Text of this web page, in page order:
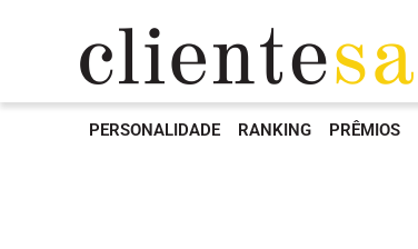
PERSONALIDADE RANKING PRÊMIOS